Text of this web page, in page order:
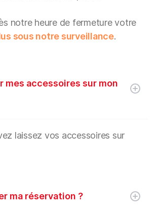
notre heure de fermeture votre
sous notre surveillance.
mes accessoires sur mon
laissez vos accessoires sur
ma réservation ?